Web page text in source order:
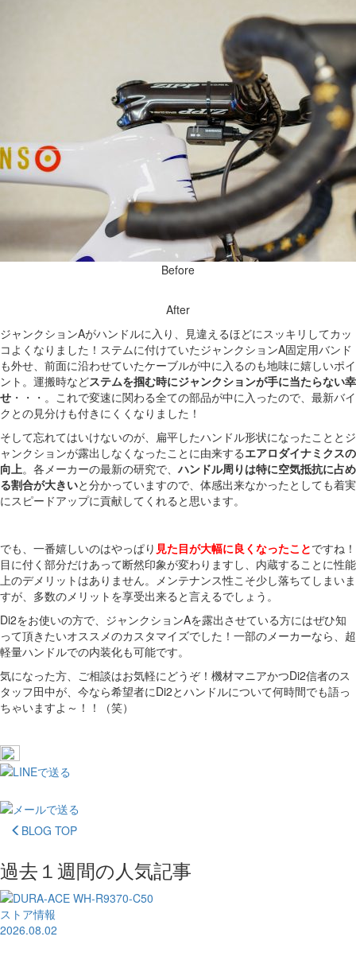
Before
After
ジャンクションAがハンドルに入り、見違えるほどにスッキリしてカッ
コよくなりました！ステムに付けていたジャンクションA固定用バンド
も外せ、前面に沿わせていたケーブルが中に入るのも地味に嬉しいポイ
ント。運搬時などステムを掴む時にジャンクションが手に当たらない幸
せ ・・・。これで変速に関わる全ての部品が中に入ったので、最新バイ
クとの見分けも付きにくくなりました！
そして忘れてはいけないのが、扁平したハンドル形状になったこととジ
ャンクションが露出しなくなったことに由来するエアロダイナミクスの
向上。各メーカーの最新の研究で、ハンドル周りは特に空気抵抗に占め
る割合が大きいと分かっていますので、体感出来なかったとしても着実
にスピードアップに貢献してくれると思います。
でも、一番嬉しいのはやっぱり 見た目が大幅に良くなったことですね！
目に付く部分だけあって断然印象が変わりますし、内蔵することに性能
上のデメリットはありません。メンテナンス性こそ少し落ちてしまいま
すが、多数のメリットを享受出来ると言えるでしょう。
Di2をお使いの方で、ジャンクションAを露出させている方にはぜひ知
って頂きたいオススメのカスタマイズでした！一部のメーカーなら、超
軽量ハンドルでの内装化も可能です。
気になった方、ご相談はお気軽にどうぞ！機材マニアかつDi2信者のス
タッフ田中が、今なら希望者にDi2とハンドルについて何時間でも語っ
ちゃいますよ～！！（笑）
BLOG TOP
過去１週間の人気記事
ストア情報
2026.08.02